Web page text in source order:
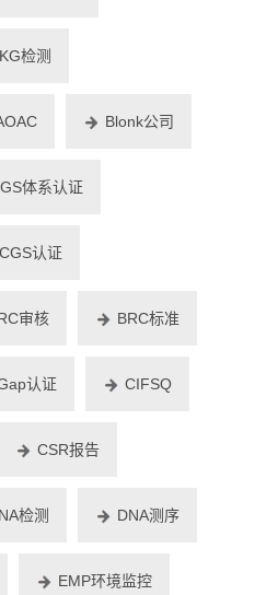
检测
Blonk公司
体系认证
认证
审核 BRC标准
认证 CIFSQ
CSR报告
检测 DNA测序
EMP环境监控